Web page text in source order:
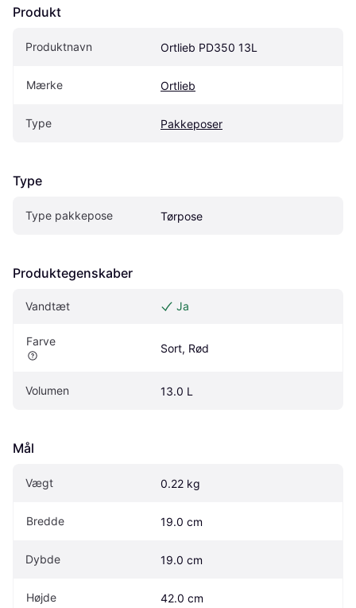
Produkt
Produktnavn Ortlieb PD350 13L
Mærke Ortlieb
Type Pakkeposer
Type
Type pakkepose Tørpose
Produktegenskaber
Vandtæt Ja
Farve
Sort, Rød
Volumen 13.0 L
Mål
Vægt 0.22 kg
Bredde 19.0 cm
Dybde 19.0 cm
Højde 42.0 cm